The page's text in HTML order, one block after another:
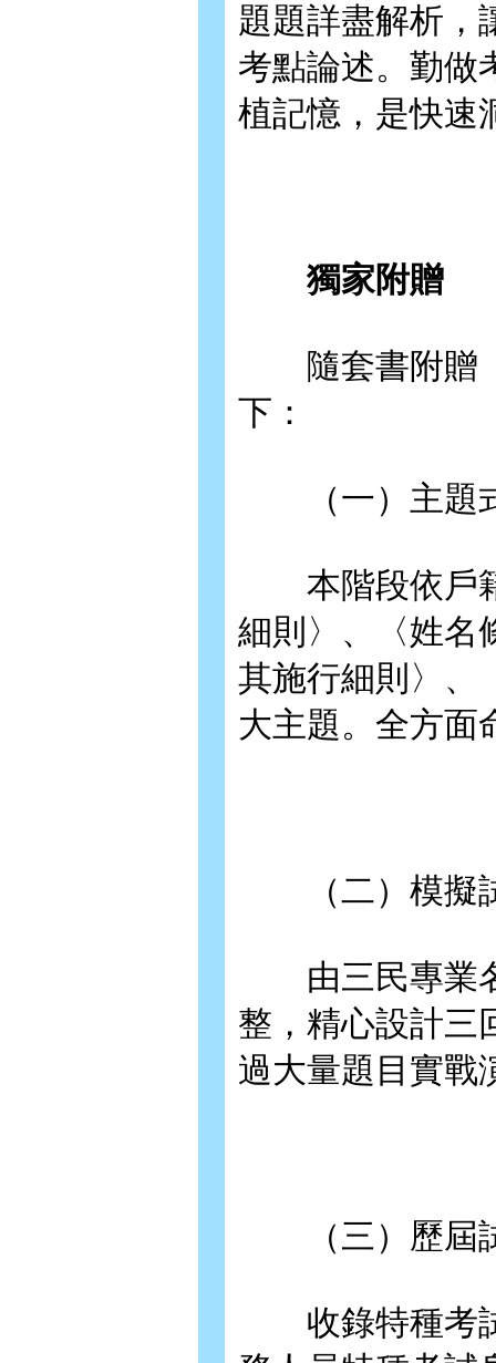
題題詳盡解析，
考點論述。勤做
植記憶，是快速
獨家附贈
隨套書附贈《
下：
（一）主題
本階段依戶籍
細則〉、〈姓名
其施行細則〉、
大主題。全方面
（二）模擬
由三民專業名
整，精心設計三
過大量題目實戰
（三）歷屆
收錄特種考試